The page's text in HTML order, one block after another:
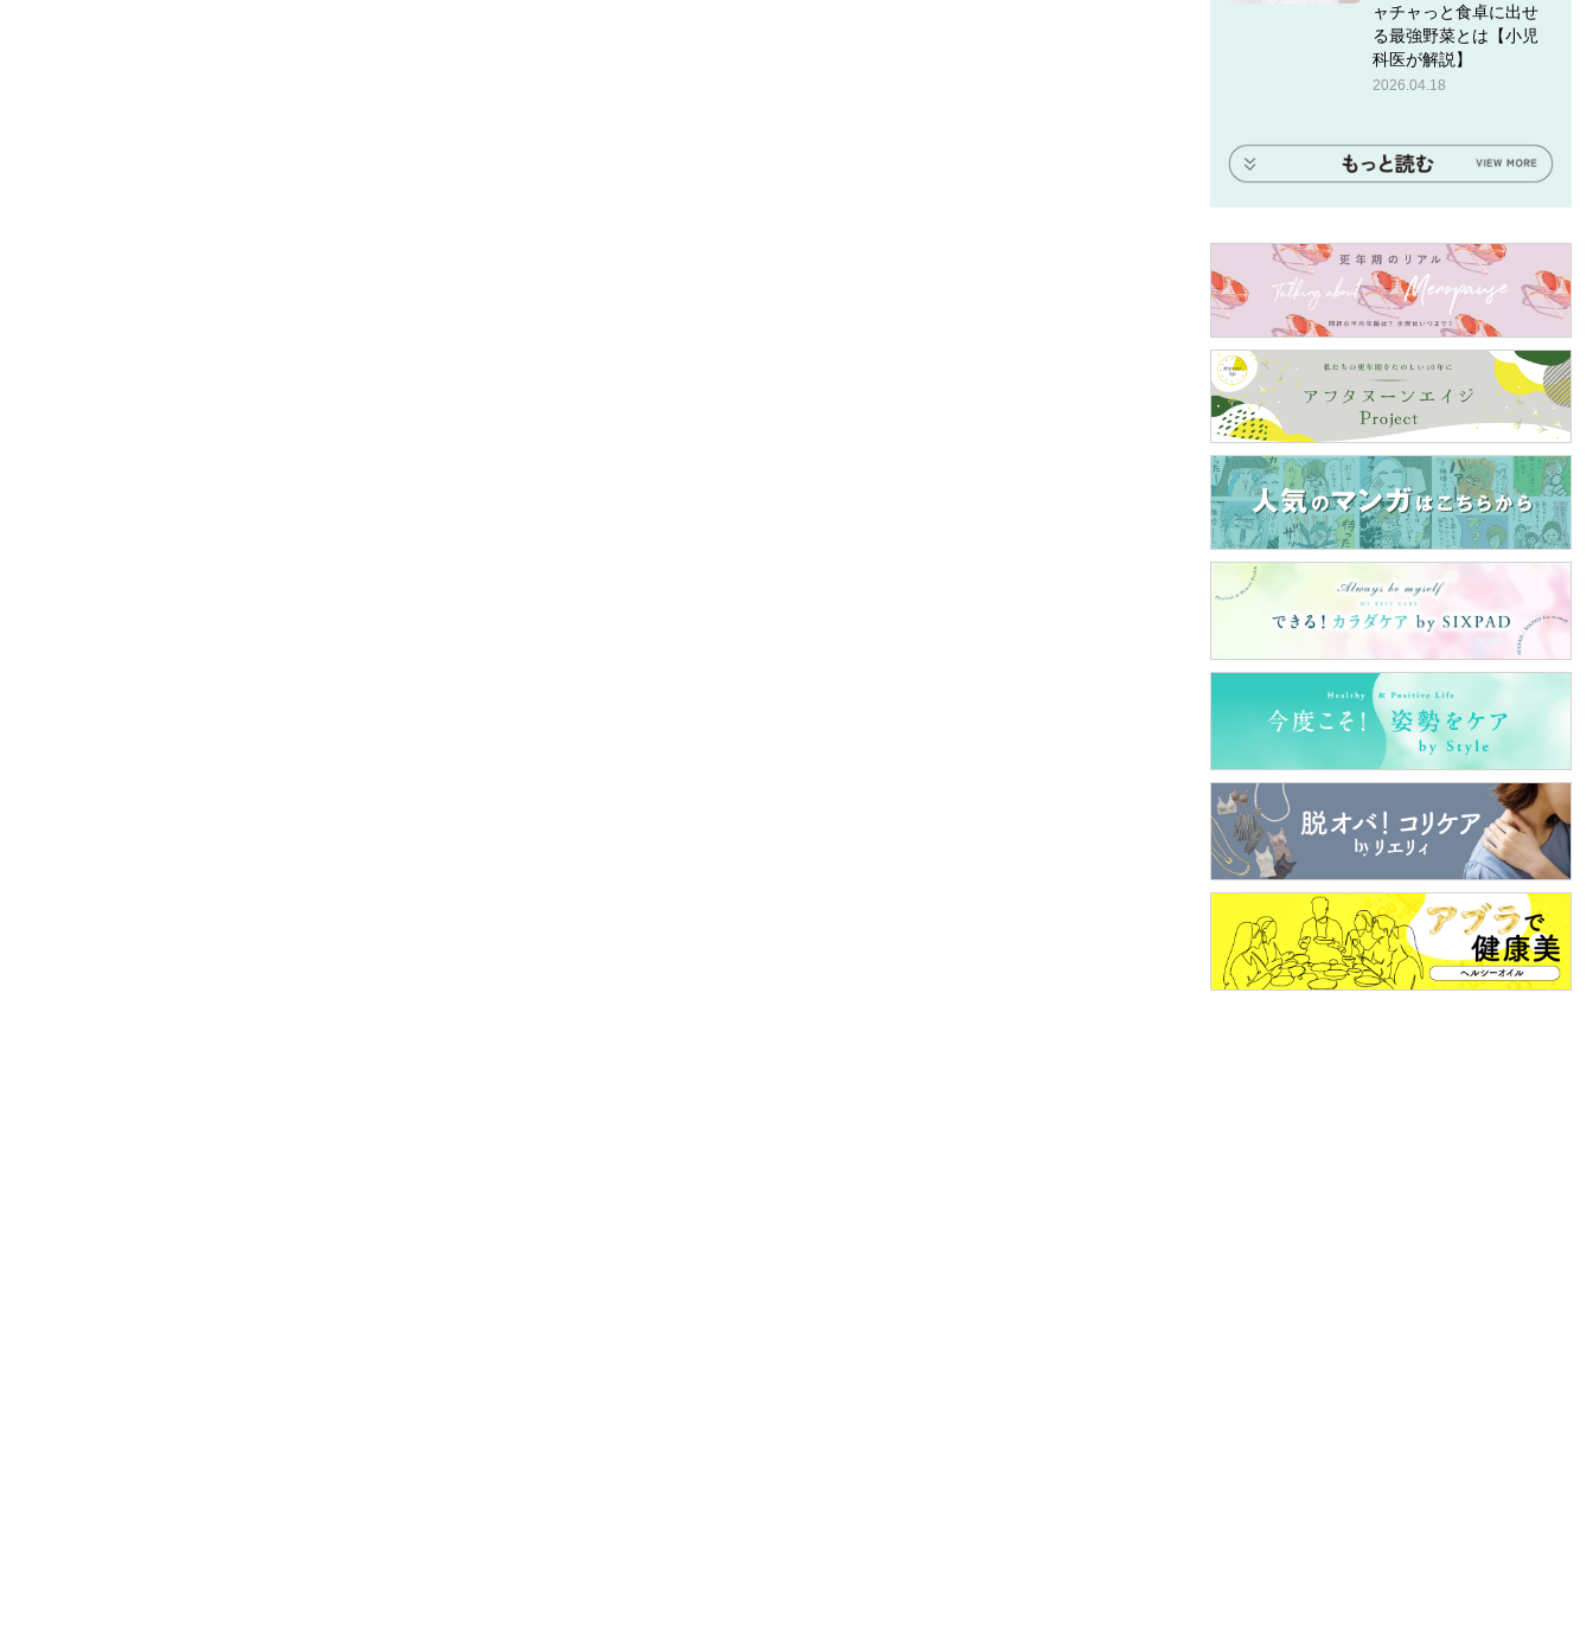
ャチャっと食卓に出せ
る最強野菜とは【小児
科医が解説】
2026.04.18